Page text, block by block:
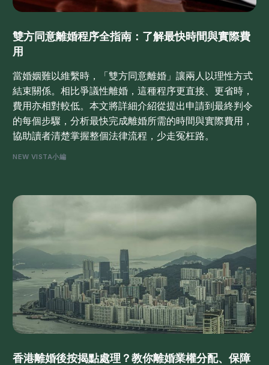
雙方同意離婚程序全指南：了解最快時間與實際費
用
當婚姻難以維繫時，「雙方同意離婚」讓兩人以理性方式
結束關係。相比爭議性離婚，這種程序更直接、更省時，
費用亦相對較低。本文將詳細介紹從提出申請到最終判令
的每個步驟，分析最快完成離婚所需的時間與實際費用，
協助讀者清楚掌握整個法律流程，少走冤枉路。
NEW VISTA小編
香港離婚後按揭點處理？教你離婚業權分配、保障